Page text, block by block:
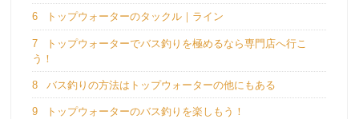
6 トップウォーターのタックル｜ライン
7
トップウォーターでバス釣りを極めるなら専門店へ行こ
う！
8 バス釣りの方法はトップウォーターの他にもある
9 トップウォーターのバス釣りを楽しもう！